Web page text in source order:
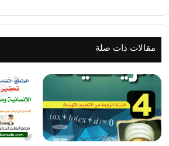
الثاني
مقالات ذات صلة